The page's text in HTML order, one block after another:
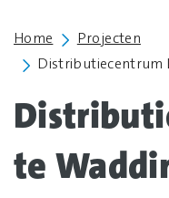
Home
Projecten
Distributiecentrum
te